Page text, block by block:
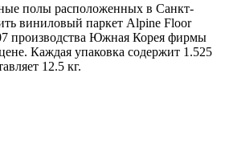
полы расположенных в Санкт-
виниловый паркет Alpine Floor
производства Южная Корея фирмы
Каждая упаковка содержит 1.525
12.5 кг.